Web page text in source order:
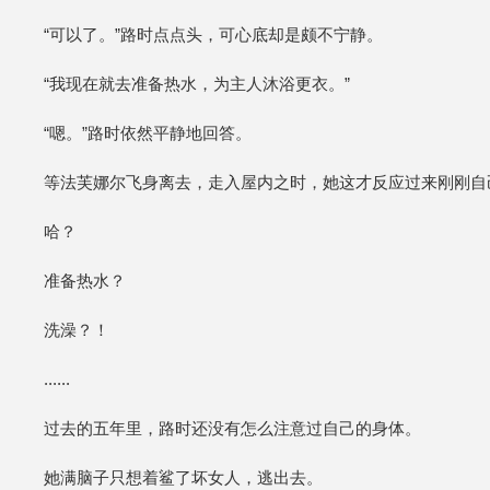
“可以了。”路时点点头，可心底却是颇不宁静。
“我现在就去准备热水，为主人沐浴更衣。”
“嗯。”路时依然平静地回答。
等法芙娜尔飞身离去，走入屋内之时，她这才反应过来刚刚自
哈？
准备热水？
洗澡？！
......
过去的五年里，路时还没有怎么注意过自己的身体。
她满脑子只想着鲨了坏女人，逃出去。